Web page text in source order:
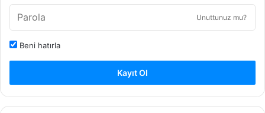
Unuttunuz mu?
Beni hatırla
Kayıt Ol